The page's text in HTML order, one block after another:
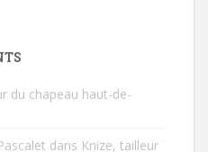
du chapeau haut-de-
dans Knize, tailleur